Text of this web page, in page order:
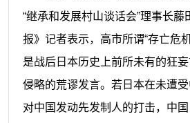
“继承和发展村山谈话会”理事长
报》记者表示，高市所谓“存亡危
是战后日本历史上前所未有的狂
侵略的荒谬发言。若日本在未遭
对中国发动先发制人的打击，中国